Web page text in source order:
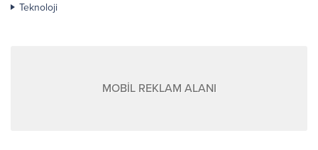
Teknoloji
MOBİL REKLAM ALANI